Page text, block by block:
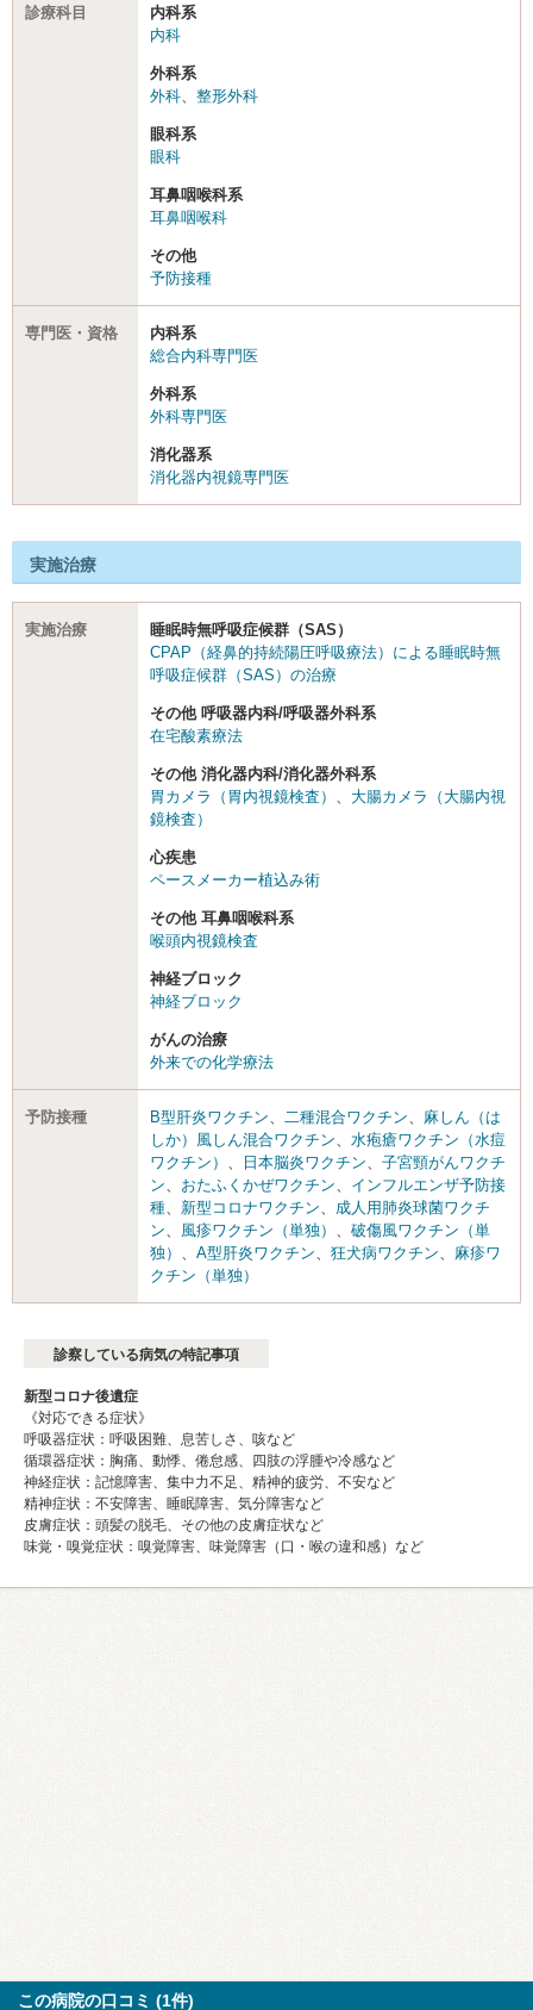
診療科目
内科系
内科
外科系
外科、 整形外科
眼科系
眼科
耳鼻咽喉科系
耳鼻咽喉科
その他
予防接種
専門医・資格
内科系
総合内科専門医
外科系
外科専門医
消化器系
消化器内視鏡専門医
実施治療
実施治療
睡眠時無呼吸症候群（SAS）
CPAP（経鼻的持続陽圧呼吸療法）による睡眠時無
呼吸症候群（SAS）の治療
その他 呼吸器内科/呼吸器外科系
在宅酸素療法
その他 消化器内科/消化器外科系
胃カメラ（胃内視鏡検査） 、 大腸カメラ（大腸内視
鏡検査）
心疾患
ペースメーカー植込み術
その他 耳鼻咽喉科系
喉頭内視鏡検査
神経ブロック
神経ブロック
がんの治療
外来での化学療法
予防接種 B型肝炎ワクチン、 二種混合ワクチン、 麻しん（は
しか）風しん混合ワクチン、 水疱瘡ワクチン（水痘
ワクチン） 、 日本脳炎ワクチン、 子宮頸がんワクチ
ン、 おたふくかぜワクチン、 インフルエンザ予防接
種、 新型コロナワクチン、 成人用肺炎球菌ワクチ
ン、 風疹ワクチン（単独） 、 破傷風ワクチン（単
独） 、 A型肝炎ワクチン、 狂犬病ワクチン、 麻疹ワ
クチン（単独）
診察している病気の特記事項
新型コロナ後遺症
《対応できる症状》
呼吸器症状：呼吸困難、息苦しさ、咳など
循環器症状：胸痛、動悸、倦怠感、四肢の浮腫や冷感など
神経症状：記憶障害、集中力不足、精神的疲労、不安など
精神症状：不安障害、睡眠障害、気分障害など
皮膚症状：頭髪の脱毛、その他の皮膚症状など
味覚・嗅覚症状：嗅覚障害、味覚障害（口・喉の違和感）など
この病院の口コミ (1件)